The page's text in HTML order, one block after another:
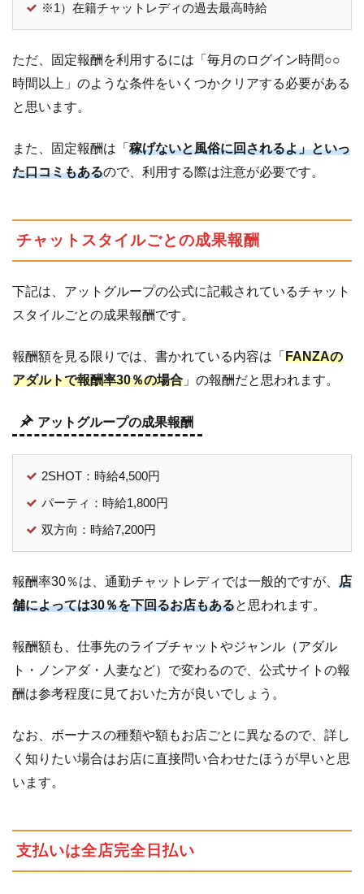
※1）在籍チャットレディの過去最高時給
ただ、固定報酬を利用するには「毎月のログイン時間○○
時間以上」のような条件をいくつかクリアする必要がある
と思います。
また、固定報酬は「 稼げないと風俗に回されるよ」といっ
た口コミもあるので、利用する際は注意が必要です。
チャットスタイルごとの成果報酬
下記は、アットグループの公式に記載されているチャット
スタイルごとの成果報酬です。
報酬額を見る限りでは、書かれている内容は「 FANZAの
アダルトで報酬率30％の場合 」の報酬だと思われます。
アットグループの成果報酬
2SHOT：時給4,500円
パーティ：時給1,800円
双方向：時給7,200円
報酬率30％は、通勤チャットレディでは一般的ですが、 店
舗によっては30％を下回るお店もあると思われます。
報酬額も、仕事先のライブチャットやジャンル（アダル
ト・ノンアダ・人妻など）で変わるので、公式サイトの報
酬は参考程度に見ておいた方が良いでしょう。
なお、ボーナスの種類や額もお店ごとに異なるので、詳し
く知りたい場合はお店に直接問い合わせたほうが早いと思
います。
支払いは全店完全日払い